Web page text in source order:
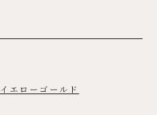
イエローゴールド